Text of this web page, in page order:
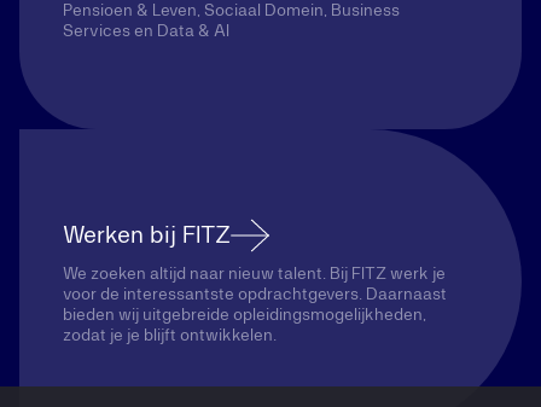
Pensioen & Leven, Sociaal Domein, Business
Services en Data & AI
Werken bij FITZ
We zoeken altijd naar nieuw talent. Bij FITZ werk je
voor de interessantste opdrachtgevers. Daarnaast
bieden wij uitgebreide opleidingsmogelijkheden,
zodat je je blijft ontwikkelen.